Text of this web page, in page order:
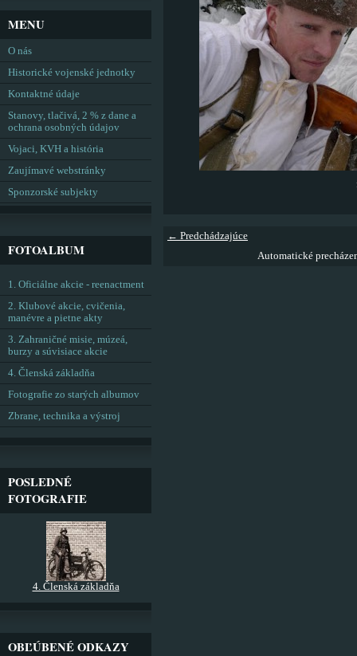
← Predchádzajúce
Automatické
MENU
O nás
Historické vojenské jednotky
Kontaktné údaje
Stanovy, tlačivá, 2 % z dane a
ochrana osobných údajov
Vojaci, KVH a história
Zaujímavé webstránky
Sponzorské subjekty
FOTOALBUM
1. Oficiálne akcie - reenactment
2. Klubové akcie, cvičenia,
manévre a pietne akty
3. Zahraničné misie, múzeá,
burzy a súvisiace akcie
4. Členská základňa
Fotografie zo starých albumov
Zbrane, technika a výstroj
POSLEDNÉ
FOTOGRAFIE
4. Členská základňa
OBĽÚBENÉ ODKAZY